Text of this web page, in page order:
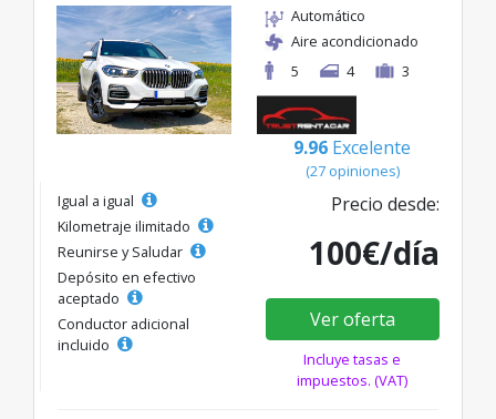
Automático
Aire acondicionado
5
4 3
9.96 Excelente
(27 opiniones)
Igual a igual
Kilometraje ilimitado
Reunirse y Saludar
Depósito en efectivo
aceptado
Conductor adicional
incluido
Precio desde:
100€/día
Ver oferta
Incluye tasas e
impuestos. (VAT)